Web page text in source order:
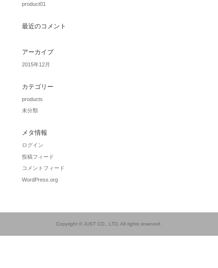
product01
最近のコメント
アーカイブ
2015年12月
カテゴリー
products
未分類
メタ情報
ログイン
投稿フィード
コメントフィード
WordPress.org
Copyright © JUST CO., LTD. All rights reserved.